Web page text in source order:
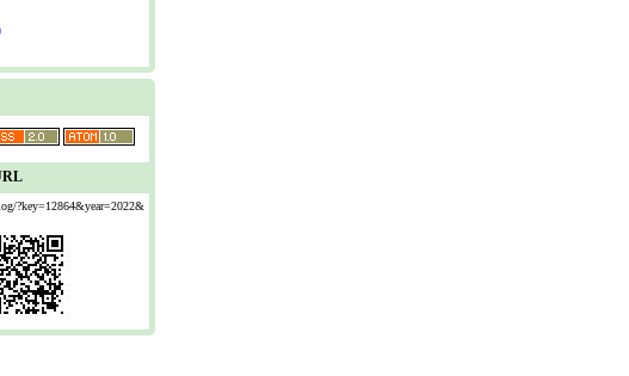
?key=12864&year=2022&